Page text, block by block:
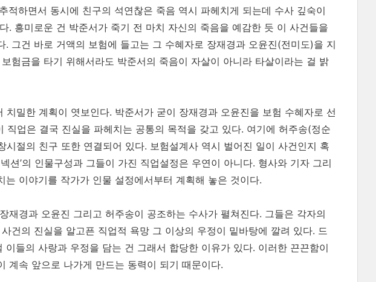
적하면서 동시에 친구의 석연찮은 죽음 역시 파헤치게 되는데 수사 깊숙이
. 흥미로운 건 박준서가 죽기 전 마치 자신의 죽음을 예감한 듯 이 사건들을
그건 바로 거액의 보험에 들고는 그 수혜자로 장재경과 오윤진(전미도)을 지
험금을 타기 위해서라도 박준서의 죽음이 자살이 아니라 타살이라는 걸 밝
치밀한 계획이 엿보인다. 박준서가 굳이 장재경과 오윤진을 보험 수혜자로 선
직업은 결국 진실을 파헤치는 공통의 목적을 갖고 있다. 여기에 허주송(정순
절의 친구 또한 연결되어 있다. 보험설계사 역시 벌어진 일이 사건인지 혹
션’의 인물구성과 그들이 가진 직업설정은 우연이 아니다. 형사와 기자 그리
이야기를 작가가 인물 설정에서부터 계획해 놓은 것이다.
재경과 오윤진 그리고 허주송이 공조하는 수사가 펼쳐진다. 그들은 각자의
건의 진실을 알고픈 직업적 욕망 그 이상의 우정이 밑바탕에 깔려 있다. 드
들의 사랑과 우정을 담는 건 그래서 합당한 이유가 있다. 이러한 끈끈함이
계속 앞으로 나가게 만드는 동력이 되기 때문이다.